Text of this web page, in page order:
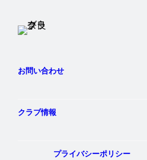
お問い合わせ
クラブ情報
プライバシーポリシー